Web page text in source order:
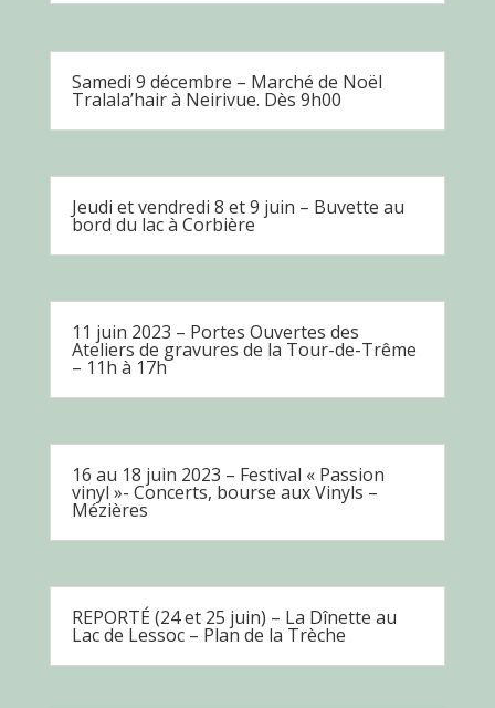
Samedi 9 décembre – Marché de Noël
Tralala’hair à Neirivue. Dès 9h00
Jeudi et vendredi 8 et 9 juin – Buvette au
bord du lac à Corbière
11 juin 2023 – Portes Ouvertes des
Ateliers de gravures de la Tour-de-Trême
– 11h à 17h
16 au 18 juin 2023 – Festival « Passion
vinyl »- Concerts, bourse aux Vinyls –
Mézières
REPORTÉ (24 et 25 juin) – La Dînette au
Lac de Lessoc – Plan de la Trèche